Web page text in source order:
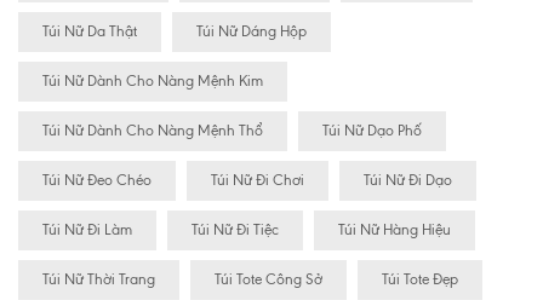
Túi Nữ Da Thật Túi Nữ Dáng Hộp
Túi Nữ Dành Cho Nàng Mệnh Kim
Túi Nữ Dành Cho Nàng Mệnh Thổ Túi Nữ Dạo Phố
Túi Nữ Đeo Chéo Túi Nữ Đi Chơi Túi Nữ Đi Dạo
Túi Nữ Đi Làm Túi Nữ Đi Tiệc Túi Nữ Hàng Hiệu
Túi Nữ Thời Trang Túi Tote Công Sở Túi Tote Đẹp